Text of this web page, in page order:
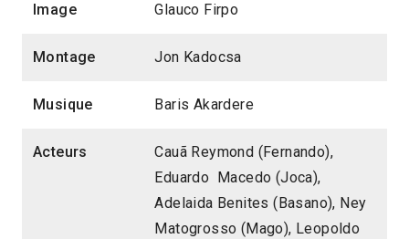
Image Glauco Firpo
Montage Jon Kadocsa
Musique Baris Akardere
Acteurs
Cauã Reymond (Fernando),
Eduardo Macedo (Joca),
Adelaida Benites (Basano), Ney
Matogrosso (Mago), Leopoldo